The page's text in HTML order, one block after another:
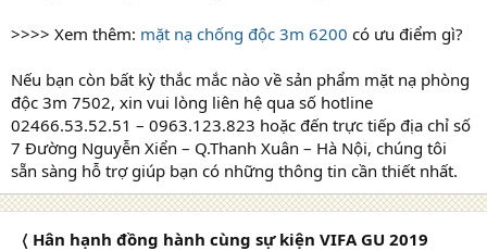
>>>> Xem thêm: mặt nạ chống độc 3m 6200 có ưu điểm gì?
Nếu bạn còn bất kỳ thắc mắc nào về sản phẩm mặt nạ phòng
độc 3m 7502, xin vui lòng liên hệ qua số hotline
02466.53.52.51 – 0963.123.823 hoặc đến trực tiếp địa chỉ số
7 Đường Nguyễn Xiển – Q.Thanh Xuân – Hà Nội, chúng tôi
sẵn sàng hỗ trợ giúp bạn có những thông tin cần thiết nhất.
〈 Hân hạnh đồng hành cùng sự kiện VIFA GU 2019